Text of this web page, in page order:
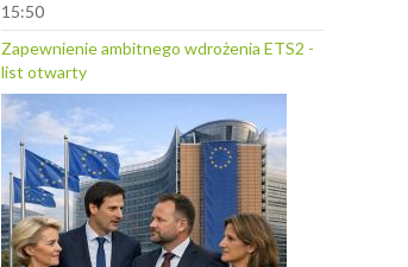
15:50
Zapewnienie ambitnego wdrożenia ETS2 -
list otwarty